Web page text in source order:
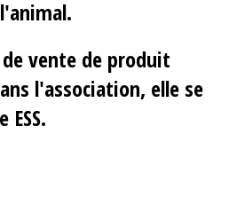
vente de produit
l'association, elle se